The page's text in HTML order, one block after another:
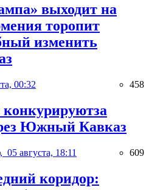
выходит на
торопит
изменить
00:32 458
Южный Кавказ
05 августа, 18:11 609
коридор: